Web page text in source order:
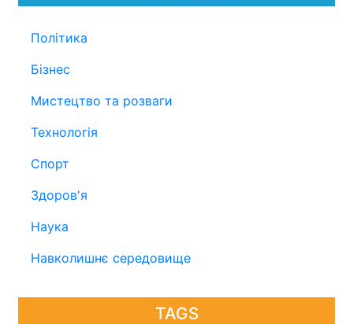
Політика
Бізнес
Мистецтво та розваги
Технологія
Спорт
Здоров'я
Наука
Навколишнє середовище
TAGS